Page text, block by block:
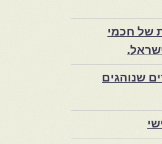
של חכמי
שנוהגים